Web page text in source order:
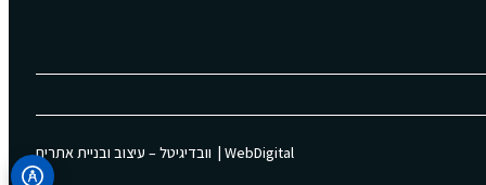
WebDigital | וובדיגיטל – עיצוב ובניית אתרים